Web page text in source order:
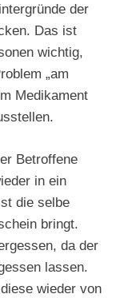
der
Das ist
wichtig,
„am
Medikament
Betroffene
in ein
die selbe
bringt.
da der
lassen.
wieder von